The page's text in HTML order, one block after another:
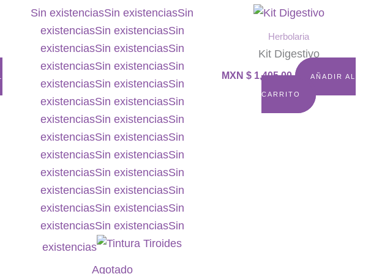
Sin existenciasSin existenciasSin
existenciasSin existenciasSin
existenciasSin existenciasSin
existenciasSin existenciasSin
existenciasSin existenciasSin
existenciasSin existenciasSin
existenciasSin existenciasSin
existenciasSin existenciasSin
existenciasSin existenciasSin
existenciasSin existenciasSin
existenciasSin existenciasSin
existenciasSin existenciasSin
existenciasSin existenciasSin
existencias
Agotado
Herbolaria
Kit Digestivo
MXN $ 1,405.00 AÑADIR AL
CARRITO